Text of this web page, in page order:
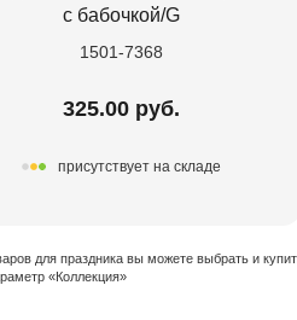
с бабочкой/G
1501-7368
325.00 руб.
присутствует на складе
для праздника вы можете выбрать и
«Коллекция»